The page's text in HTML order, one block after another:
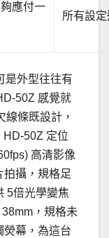
應付一
所有設
是外型往往有
50Z 感覺就
條既設計，
HD-50Z 定位
高清影像
拍攝，規格足
5倍光學變焦
，規格未
熒幕，為這台